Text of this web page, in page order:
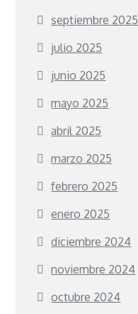
septiembre 2025
julio 2025
junio 2025
mayo 2025
abril 2025
marzo 2025
febrero 2025
enero 2025
diciembre 2024
noviembre 2024
octubre 2024